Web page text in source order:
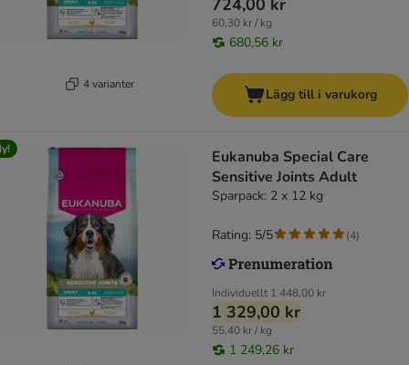
4 varianter
724,00 kr
60,30 kr / kg
680,56 kr
Lägg till i varukorg
Eukanuba Special Care
Sensitive Joints Adult
Sparpack: 2 x 12 kg
Individuellt 1 448,00 kr
1 329,00 kr
55,40 kr / kg
1 249,26 kr
Rating: 5/5 (4)